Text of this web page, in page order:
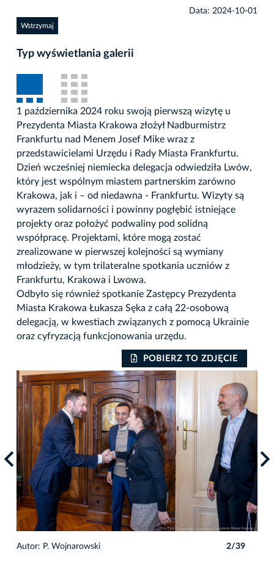
Data: 2024-10-01
Wstrzymaj
Typ wyświetlania galerii
1 października 2024 roku swoją pierwszą wizytę u
Prezydenta Miasta Krakowa złożył Nadburmistrz
Frankfurtu nad Menem Josef Mike wraz z
przedstawicielami Urzędu i Rady Miasta Frankfurtu.
Dzień wcześniej niemiecka delegacja odwiedziła Lwów,
który jest wspólnym miastem partnerskim zarówno
Krakowa, jak i – od niedawna - Frankfurtu. Wizyty są
wyrazem solidarności i powinny pogłębić istniejące
projekty oraz położyć podwaliny pod solidną
współpracę. Projektami, które mogą zostać
zrealizowane w pierwszej kolejności są wymiany
młodzieży, w tym trilateralne spotkania uczniów z
Frankfurtu, Krakowa i Lwowa.
Odbyło się również spotkanie Zastępcy Prezydenta
Miasta Krakowa Łukasza Sęka z całą 22-osobową
delegacją, w kwestiach związanych z pomocą Ukrainie
oraz cyfryzacją funkcjonowania urzędu.
POBIERZ TO ZDJĘCIE
Autor: P. Wojnarowski 2/39